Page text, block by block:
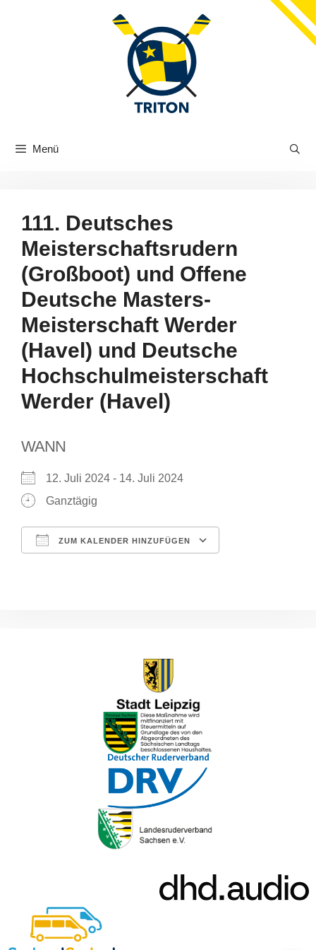
Menü
111. Deutsches
Meisterschaftsrudern
(Großboot) und Offene
Deutsche Masters-
Meisterschaft Werder
(Havel) und Deutsche
Hochschulmeisterschaft
Werder (Havel)
WANN
12. Juli 2024 - 14. Juli 2024
Ganztägig
ZUM KALENDER HINZUFÜGEN